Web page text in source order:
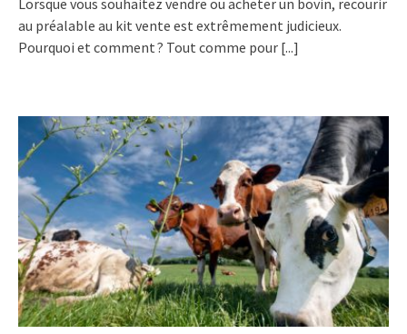
Lorsque vous souhaitez vendre ou acheter un bovin, recourir
au préalable au kit vente est extrêmement judicieux.
Pourquoi et comment ? Tout comme pour [...]